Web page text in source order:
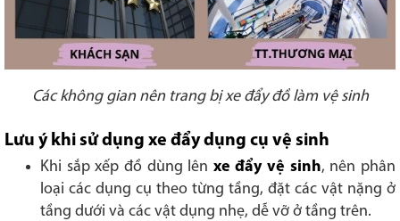
Các không gian nên trang bị xe đẩy đồ làm vệ sinh
Lưu ý khi sử dụng xe đẩy dụng cụ vệ sinh
Khi sắp xếp đồ dùng lên xe đẩy vệ sinh, nên phân
loại các dụng cụ theo từng tầng, đặt các vật nặng ở
tầng dưới và các vật dụng nhẹ, dễ vỡ ở tầng trên.